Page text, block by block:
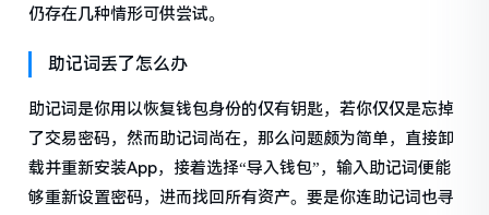
仍存在几种情形可供尝试。
助记词丢了怎么办
助记词是你用以恢复钱包身份的仅有钥匙，若你仅仅是忘掉
了交易密码，然而助记词尚在，那么问题颇为简单，直接卸
载并重新安装App，接着选择“导入钱包”，输入助记词便能
够重新设置密码，进而找回所有资产。要是你连助记词也寻